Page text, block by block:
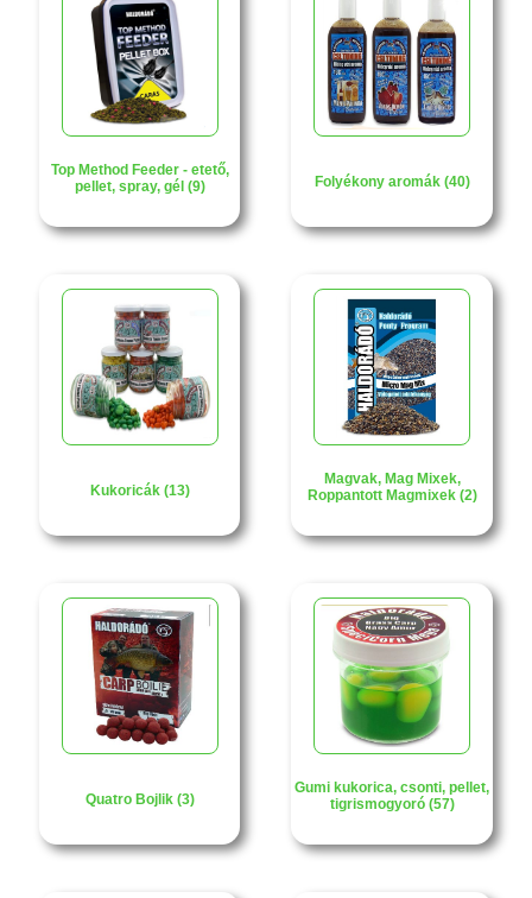
Top Method Feeder - etető,
pellet, spray, gél (9)
Folyékony aromák (40)
Kukoricák (13)
Magvak, Mag Mixek,
Roppantott Magmixek (2)
Quatro Bojlik (3)
Gumi kukorica, csonti, pellet,
tigrismogyoró (57)